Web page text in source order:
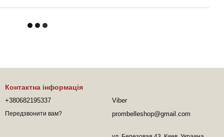
Контактна інформація
+380682195337
Передзвонити вам?
Viber
prombelleshop@gmail.com